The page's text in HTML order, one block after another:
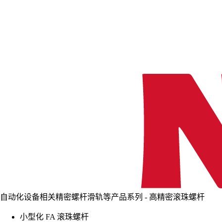
自动化设备相关精密螺杆滑轨等产品系列 - 高精密滚珠螺杆
小型化 FA 滚珠螺杆